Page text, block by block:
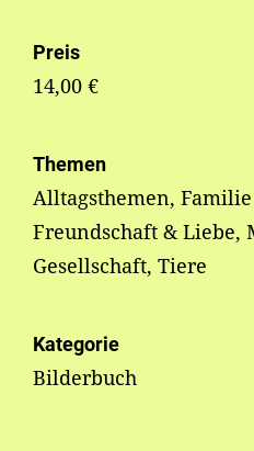
Preis
14,00 €
Themen
Alltagsthemen,
Freundschaft & Liebe,
Gesellschaft, Tiere
Kategorie
Bilderbuch